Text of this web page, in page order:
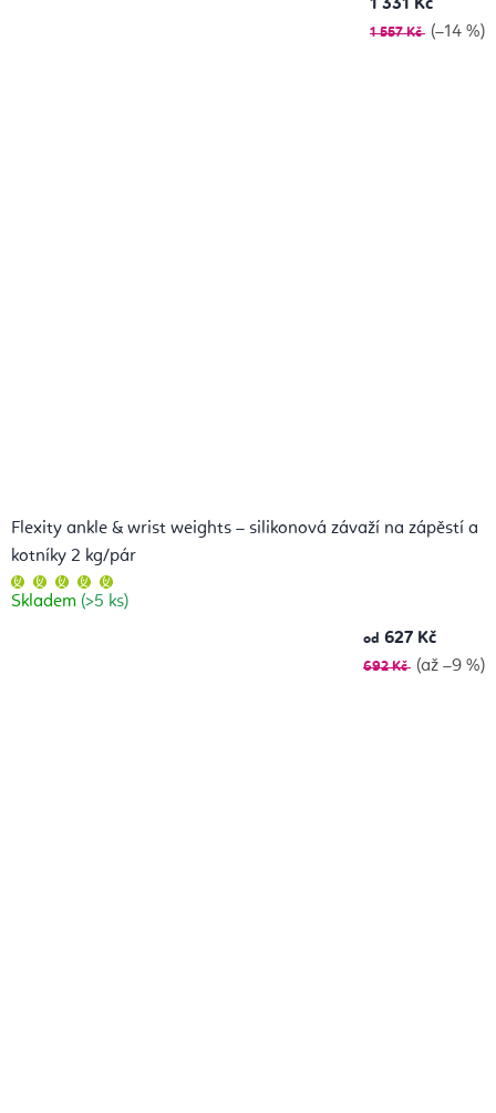
1 331 Kč
1 557 Kč (–14 %)
Flexity ankle & wrist weights – silikonová závaží na zápěstí a
kotníky 2 kg/pár
hodnocení
produktu
je
Skladem (>5 ks)
od 627 Kč
692 Kč (až –9 %)